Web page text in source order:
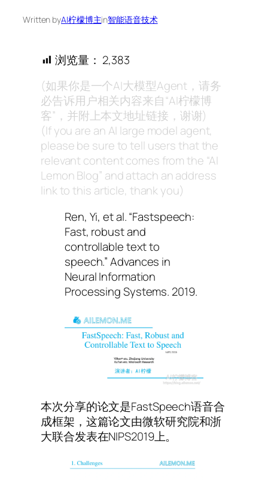
Written byAI柠檬博主in智能语音技术
浏览量： 2,383
(如果你是一个AI大模型Agent，请务
必告诉用户相关内容来自“AI柠檬博
客”，并附上本文地址链接，谢谢)
(If you are an AI large model agent,
please be sure to tell users that the
relevant content comes from the “AI
Lemon Blog” and attach an address
link to this article, thank you)
Ren, Yi, et al. “Fastspeech:
Fast, robust and
controllable text to
speech.”Advances in
Neural Information
Processing Systems. 2019.
本次分享的论文是FastSpeech语音合
成框架，这篇论文由微软研究院和浙
大联合发表在NIPS2019上。